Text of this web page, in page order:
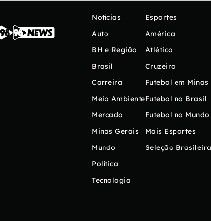
Notícias
Auto
BH e Região
Brasil
Carreira
Meio Ambiente
Mercado
Minas Gerais
Mundo
Política
Tecnologia
Esportes
América
Atlético
Cruzeiro
Futebol em Minas
Futebol no Brasil
Futebol no Mundo
Mais Esportes
Seleção Brasileira